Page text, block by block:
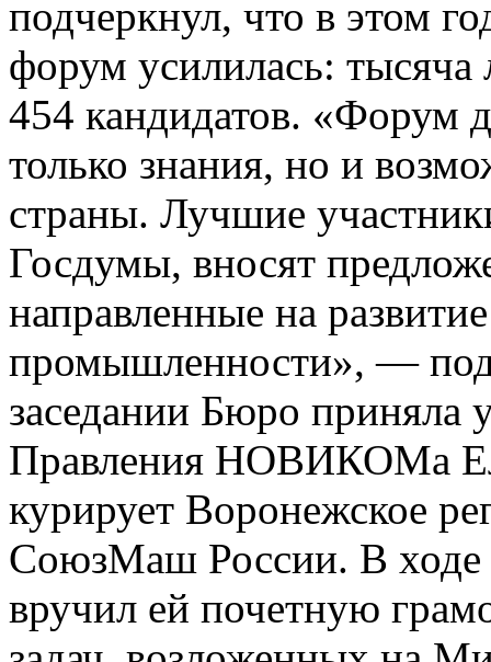
подчеркнул, что в этом
форум усилилась:
454 кандидатов. «Форум
только знания, но и
страны. Лучшие
Госдумы, вносят
направленные на
промышленности», —
заседании Бюро приняла
Правления НОВИКОМа
курирует Воронежское
СоюзМаш России. В ходе
вручил ей почетную